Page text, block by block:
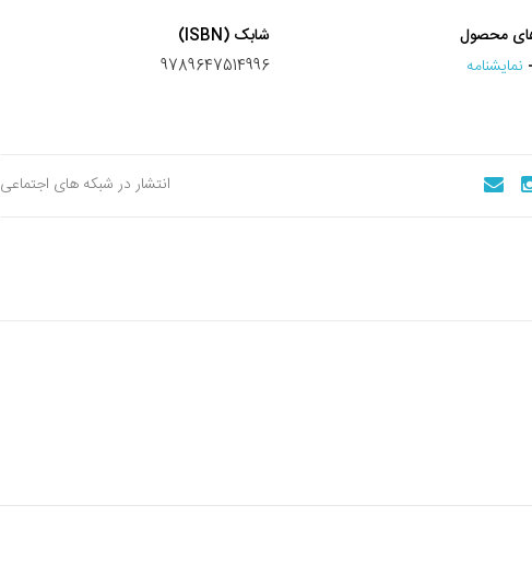
محصول
- نمايشنامه
شابک (ISBN)
9789647514996
انتشار در شبکه های اجتماعی